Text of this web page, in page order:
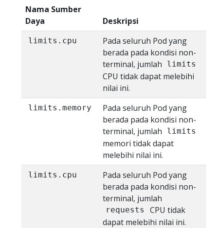
Nama Sumber
Daya
Deskripsi
limits.cpu
Pada seluruh Pod yang
berada pada kondisi non-
terminal, jumlah
limits
CPU tidak dapat melebihi
nilai ini.
limits.memory
Pada seluruh Pod yang
berada pada kondisi non-
terminal, jumlah
limits
memori tidak dapat
melebihi nilai ini.
limits.cpu
Pada seluruh Pod yang
berada pada kondisi non-
terminal, jumlah
requests
CPU tidak
dapat melebihi nilai ini.